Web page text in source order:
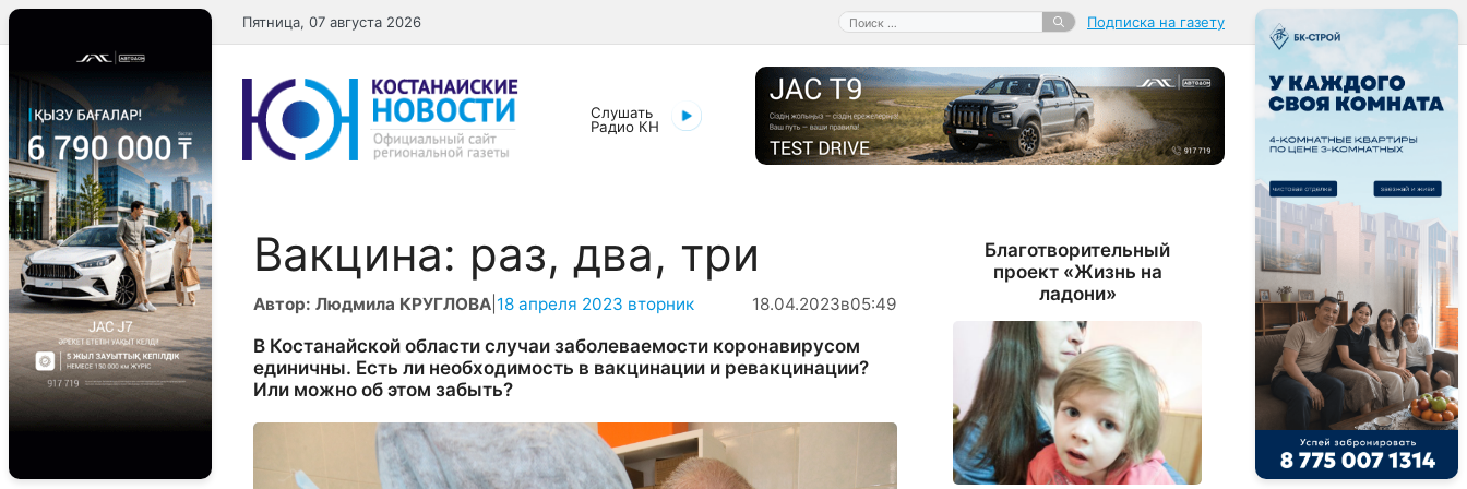
Перейти
к
содержимому
Поиск:
Пятница, 07 августа 2026 Подписка на газету
Слушать
Радио КН
Вакцина: раз, два, три
Автор: Людмила КРУГЛОВА 18 апреля 2023 вторник 18.04.2023в05:49
В Костанайской области случаи заболеваемости коронавирусом
единичны. Есть ли необходимость в вакцинации и ревакцинации?
Или можно об этом забыть?
Благотворительный
проект «Жизнь на
ладони»